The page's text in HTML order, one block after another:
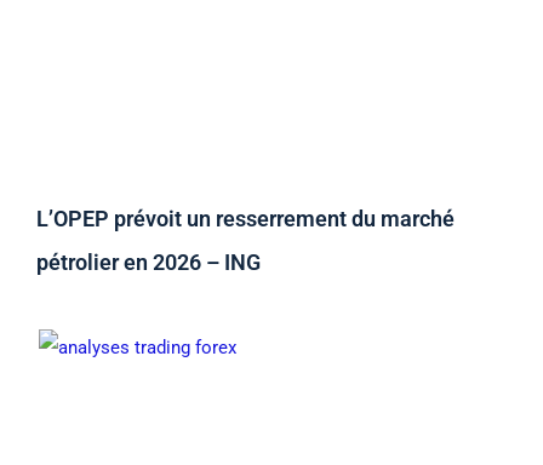
L’OPEP prévoit un resserrement du marché
pétrolier en 2026 – ING